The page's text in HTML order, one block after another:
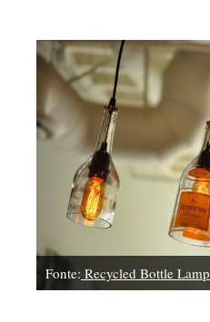
Fonte: Recycled Bottle Lamp